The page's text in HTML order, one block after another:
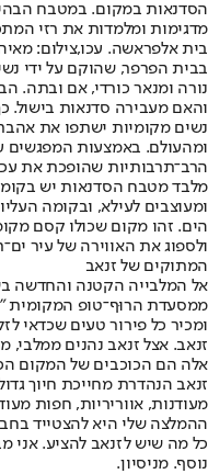
הסדנאות במקום. במטבח
מדגימות ומלמדות את רזי
בית אלפראשה. עכו,צילום:
בבית הפרפר, שהוקם על ידי
נורה ומנאר כורדי, אם ובתה.
והאם מעבירה סדנאות בישול.
נשים מקומיות ישתפו את
ומהעולם. באמצעות המפגשים
הרב־תרבותיות שהופכת את
מלבד מטבח הסדנאות יש
ומעוצבים לעילא, ובקומה
הים. זהו מקום שכולו קסם
ולספוג את האווירה של עיר
המתוקים של זנאב
אל המלבייה הקטנה והחדשה
ממסעדת הרוּף־טופ המקומית
ומכיר כל פירור טעים שכדאי
זנאב. אצל זנאב נהנים ממלבי,
אלה הם הכוכבים של המקום
זנאב הנהדרת מחייכת חיוך
מעודנות, אווריריות, חפות
ההמלצה שלי היא להצטייד
כל מה שיש לזנאב להציע. אני
נוסף. מניסיון.